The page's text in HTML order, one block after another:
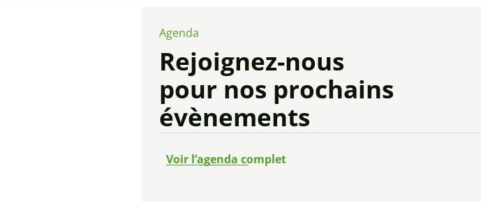
Agenda
Rejoignez-nous
pour nos prochains
évènements
Voir l’agenda complet